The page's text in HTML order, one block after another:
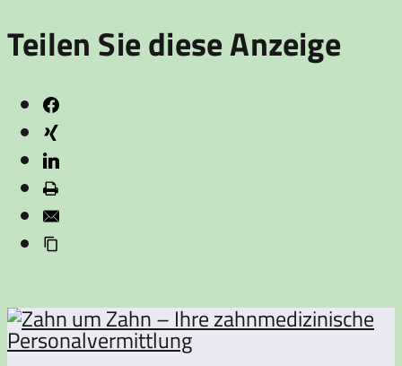
Teilen Sie diese Anzeige